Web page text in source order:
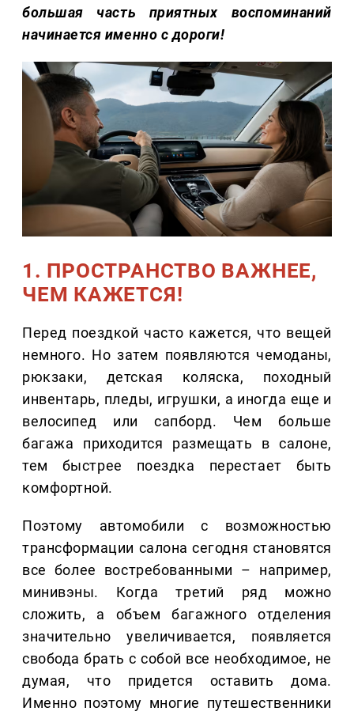
большая часть приятных воспоминаний
начинается именно с дороги!
1. ПРОСТРАНСТВО ВАЖНЕЕ,
ЧЕМ КАЖЕТСЯ!
Перед поездкой часто кажется, что вещей
немного. Но затем появляются чемоданы,
рюкзаки, детская коляска, походный
инвентарь, пледы, игрушки, а иногда еще и
велосипед или сапборд. Чем больше
багажа приходится размещать в салоне,
тем быстрее поездка перестает быть
комфортной.
Поэтому автомобили с возможностью
трансформации салона сегодня становятся
все более востребованными – например,
минивэны. Когда третий ряд можно
сложить, а объем багажного отделения
значительно увеличивается, появляется
свобода брать с собой все необходимое, не
думая, что придется оставить дома.
Именно поэтому многие путешественники